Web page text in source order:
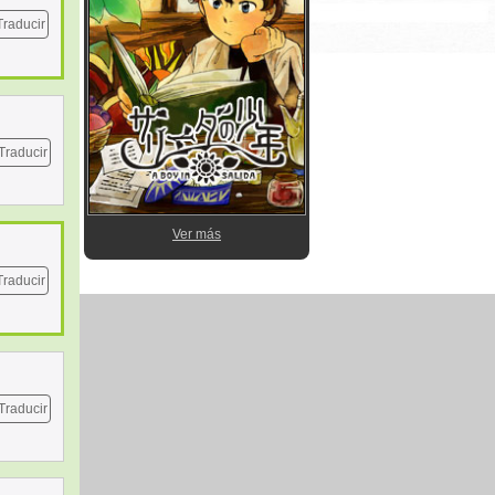
Ver más